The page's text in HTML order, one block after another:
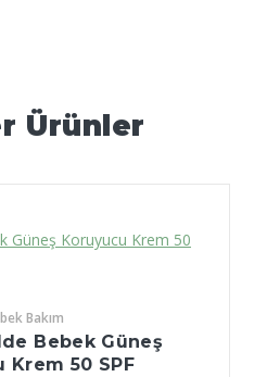
Ürünler
Bakım
Bebek Güneş
Krem 50 SPF